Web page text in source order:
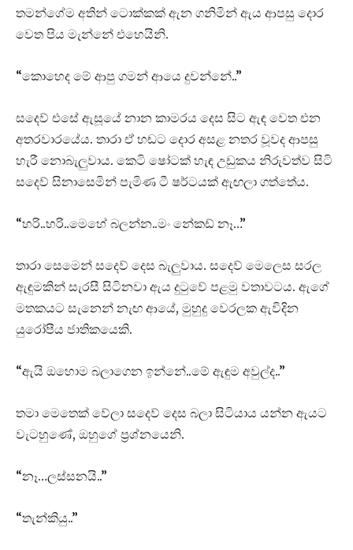
තමන්ගේම අතින් ටොක්කක් ඇන ගනිමින් ඇය ආපසු දොර
වෙත පිය මැන්නේ එහෙයිනි.
“කොහෙද මේ ආපු ගමන් ආයෙ දුවන්නේ..”
සදෙව් එසේ ඇසූයේ නාන කාමරය දෙස සිට ඇඳ වෙත එන
අතරවාරයේය. තාරා ඒ හඬට දොර අසළ නතර වූවද ආපසු
හැරී නොබැලුවාය. කෙටි ෂෝටක් හැඳ උඩුකය නිරුවත්ව සිටි
සදෙව් සිනාසෙමින් පැමිණ ටී ෂර්ටයක් ඇඟලා ගත්තේය.
“හරි..හරි..මෙහේ බලන්න..මං නේකඩ් නෑ…”
තාරා සෙමෙන් සදෙව් දෙස බැලුවාය. සදෙව් මෙලෙස සරල
ඇඳුමකින් සැරසී සිටිනවා ඇය දුටුවේ පළමු වතාවටය. ඇගේ
මතකයට සැනෙන් නැඟ ආයේ, මුහුදු වෙරලක ඇවිදින
යුරෝපීය ජාතිකයෙකි.
“ඇයි ඔහොම බලාගෙන ඉන්නේ..මේ ඇඳුම අවුල්ද..”
තමා මෙතෙක් වේලා සදෙව් දෙස බලා සිටියාය යන්න ඇයට
වැටහුණේ, ඔහුගේ ප්‍රශ්නයෙනි.
“නෑ…ලස්සනයි..”
“තැන්කියු..”